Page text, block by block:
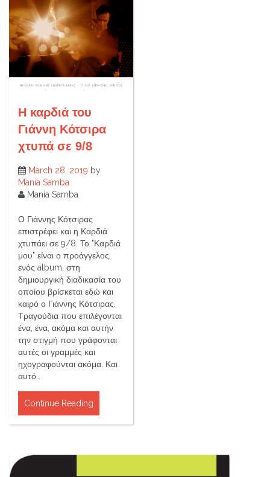
Η καρδιά του
Γιάννη Κότσιρα
χτυπά σε 9/8
March 28, 2019 by
Mania Samba
Mania Samba
Ο Γιάννης Κότσιρας
επιστρέφει και η Καρδιά
χτυπάει σε 9/8. Το "Καρδιά
μου" είναι ο προάγγελος
ενός album, στη
δημιουργική διαδικασία του
οποίου βρίσκεται εδώ και
καιρό ο Γιάννης Κότσιρας.
Τραγούδια που επιλέγονται
ένα, ένα, ακόμα και αυτήν
την στιγμή που γράφονται
αυτές οι γραμμές και
ηχογραφούνται ακόμα. Και
αυτό…
Continue Reading